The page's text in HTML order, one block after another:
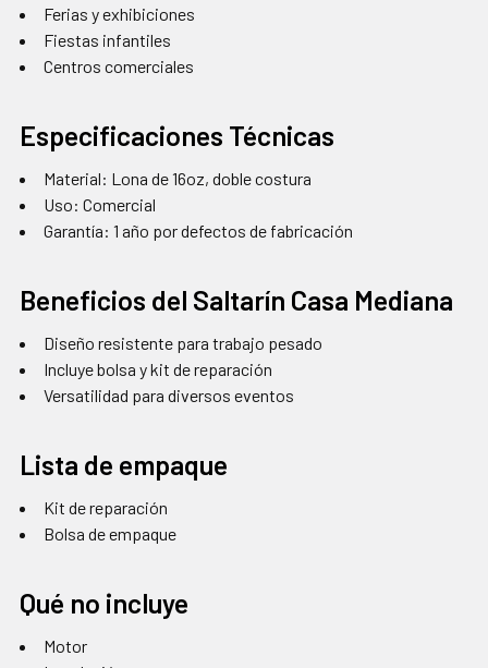
Ferias y exhibiciones
Fiestas infantiles
Centros comerciales
Especificaciones Técnicas
Material: Lona de 16oz, doble costura
Uso: Comercial
Garantía: 1 año por defectos de fabricación
Beneficios del Saltarín Casa Mediana
Diseño resistente para trabajo pesado
Incluye bolsa y kit de reparación
Versatilidad para diversos eventos
Lista de empaque
Kit de reparación
Bolsa de empaque
Qué no incluye
Motor